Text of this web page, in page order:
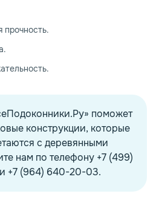
прочность.
поможет
конструкции, которые
с деревянными
нам по телефону +7 (499)
+7 (964) 640-20-03.